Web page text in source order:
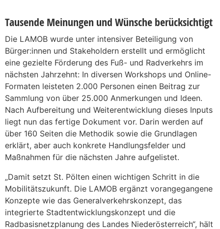
Tausende Meinungen und Wünsche berücksichtigt
Die LAMOB wurde unter intensiver Beteiligung von
Bürger:innen und Stakeholdern erstellt und ermöglicht
eine gezielte Förderung des Fuß- und Radverkehrs im
nächsten Jahrzehnt: In diversen Workshops und Online-
Formaten leisteten 2.000 Personen einen Beitrag zur
Sammlung von über 25.000 Anmerkungen und Ideen.
Nach Aufbereitung und Weiterentwicklung dieses Inputs
liegt nun das fertige Dokument vor. Darin werden auf
über 160 Seiten die Methodik sowie die Grundlagen
erklärt, aber auch konkrete Handlungsfelder und
Maßnahmen für die nächsten Jahre aufgelistet.
„Damit setzt St. Pölten einen wichtigen Schritt in die
Mobilitätszukunft. Die LAMOB ergänzt vorangegangene
Konzepte wie das Generalverkehrskonzept, das
integrierte Stadtentwicklungskonzept und die
Radbasisnetzplanung des Landes Niederösterreich“, hält